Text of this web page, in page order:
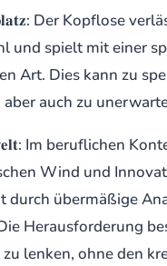
Der Kopflose
und spielt mit einer
Art. Dies kann zu
auch zu
Im beruflichen
Wind und
durch übermäßige
Herausforderung
lenken, ohne den